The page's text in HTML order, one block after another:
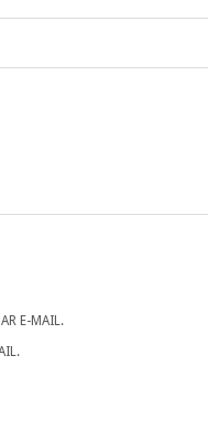
E-MAIL.